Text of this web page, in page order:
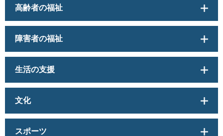
高齢者の福祉
障害者の福祉
生活の支援
文化
スポーツ